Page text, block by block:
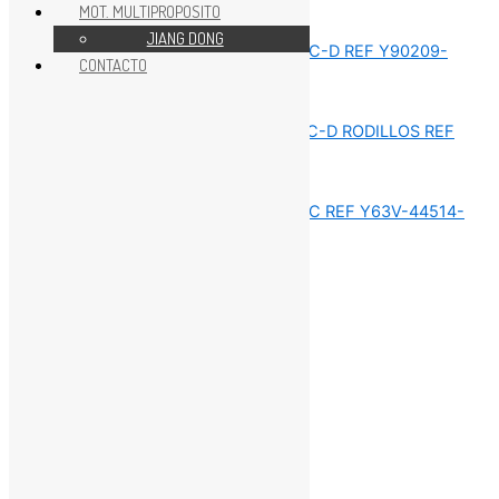
REPUESTOS MOTOR 15HP
MOT. MULTIPROPOSITO
JIANG DONG
CONTACTO